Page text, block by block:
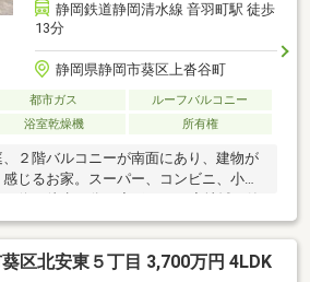
静岡鉄道静岡清水線 音羽町駅 徒歩
13分
静岡県静岡市葵区上沓谷町
都市ガス
ルーフバルコニー
浴室乾燥機 所有権
２階バルコニーが南面にあり、建物が
じるお家。スーパー、コンビニ、小学
ｍ、横内小学校から２７０ｍ・新静岡
面に庭、バルコニー完備・２階に３部
間にできます設備：浴室暖房換気乾燥
区北安東５丁目 3,700万円 4LDK